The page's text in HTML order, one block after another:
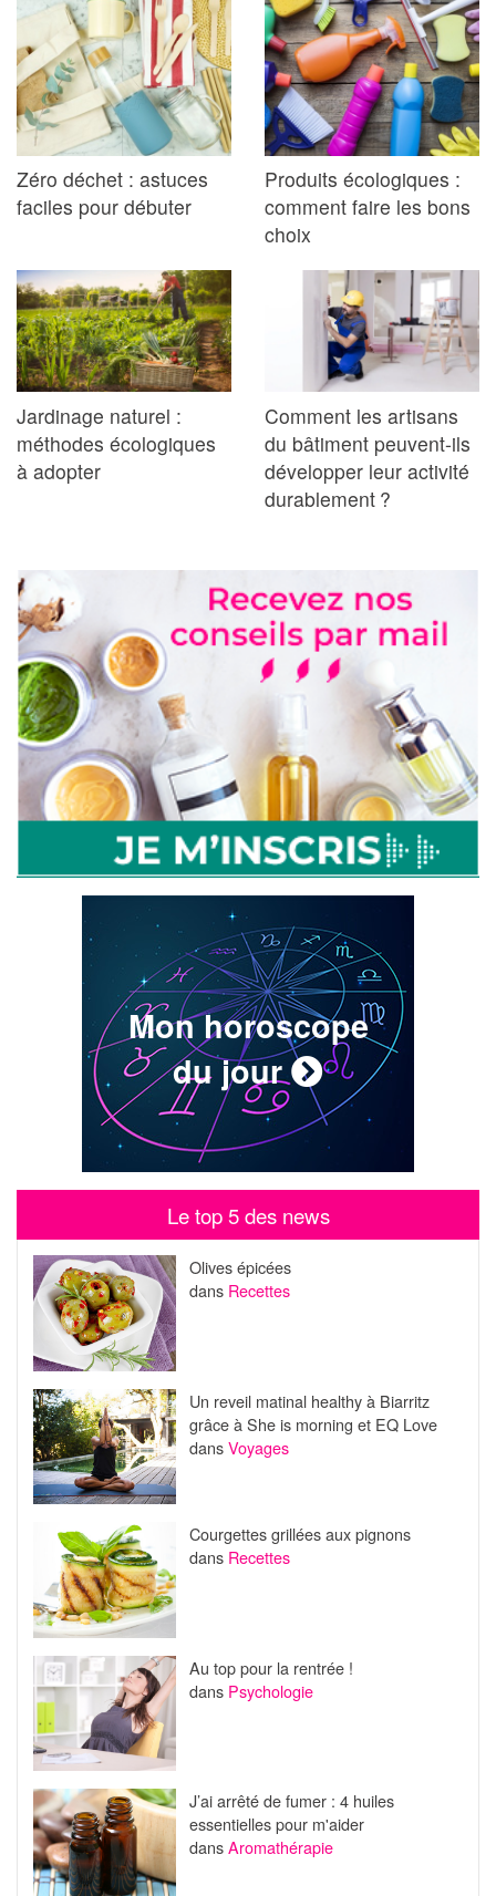
Zéro déchet : astuces
faciles pour débuter
Produits écologiques :
comment faire les bons
choix
Jardinage naturel :
méthodes écologiques
à adopter
Comment les artisans
du bâtiment peuvent-ils
développer leur activité
durablement ?
Mon horoscope
du jour
Le top 5 des news
Olives épicées
dans Recettes
Un reveil matinal healthy à Biarritz
grâce à She is morning et EQ Love
dansVoyages
Courgettes grillées aux pignons
dans Recettes
Au top pour la rentrée !
dans Psychologie
J’ai arrêté de fumer : 4 huiles
essentielles pour m'aider
dansAromathérapie